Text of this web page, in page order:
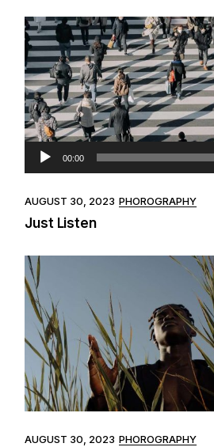
Audio
Player
00:00
AUGUST 30, 2023 PHOROGRAPHY
Just Listen
AUGUST 30, 2023 PHOROGRAPHY